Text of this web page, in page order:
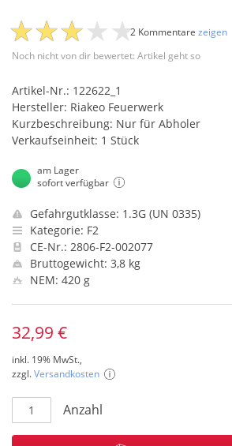
Noch nicht von dir bewertet: Artikel geht so
2 Kommentare zeigen
Artikel-Nr.: 122622_1
Hersteller: Riakeo Feuerwerk
Kurzbeschreibung: Nur für Abholer
Verkaufseinheit: 1 Stück
am Lager
sofort verfügbar
Gefahrgutklasse: 1.3G (UN 0335)
Kategorie: F2
CE-Nr.: 2806-F2-002077
Bruttogewicht: 3,8 kg
NEM: 420 g
32,99 €
inkl. 19% MwSt.,
zzgl.Versandkosten
Anzahl